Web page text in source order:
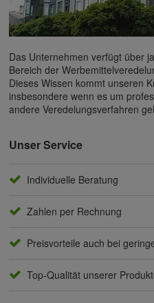
Das Unternehmen verfügt über
Bereich der
Dieses Wissen kommt unseren
insbesondere wenn es um
andere Veredelungsverfahren
Unser Service
Individuelle Beratung
Zahlen per Rechnung
Preisvorteile auch bei
Top-Qualität unserer